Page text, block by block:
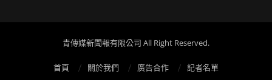
青傳媒新聞報有限公司 All Right Reserved.
首頁 關於我們 廣告合作 記者名單